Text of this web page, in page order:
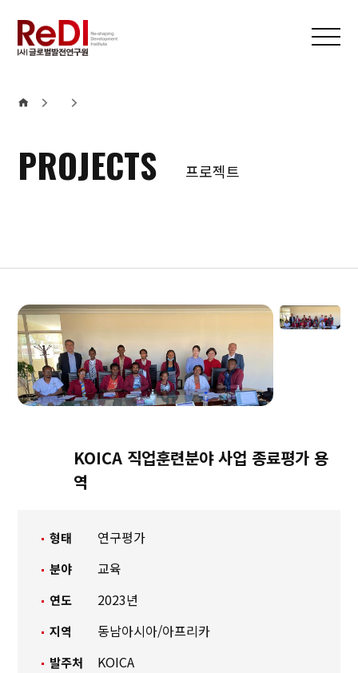
PROJECTS 프로젝트
KOICA 직업훈련분야 사업 종료평가 용
역
형태 연구평가
분야 교육
연도 2023년
지역 동남아시아/아프리카
발주처 KOICA